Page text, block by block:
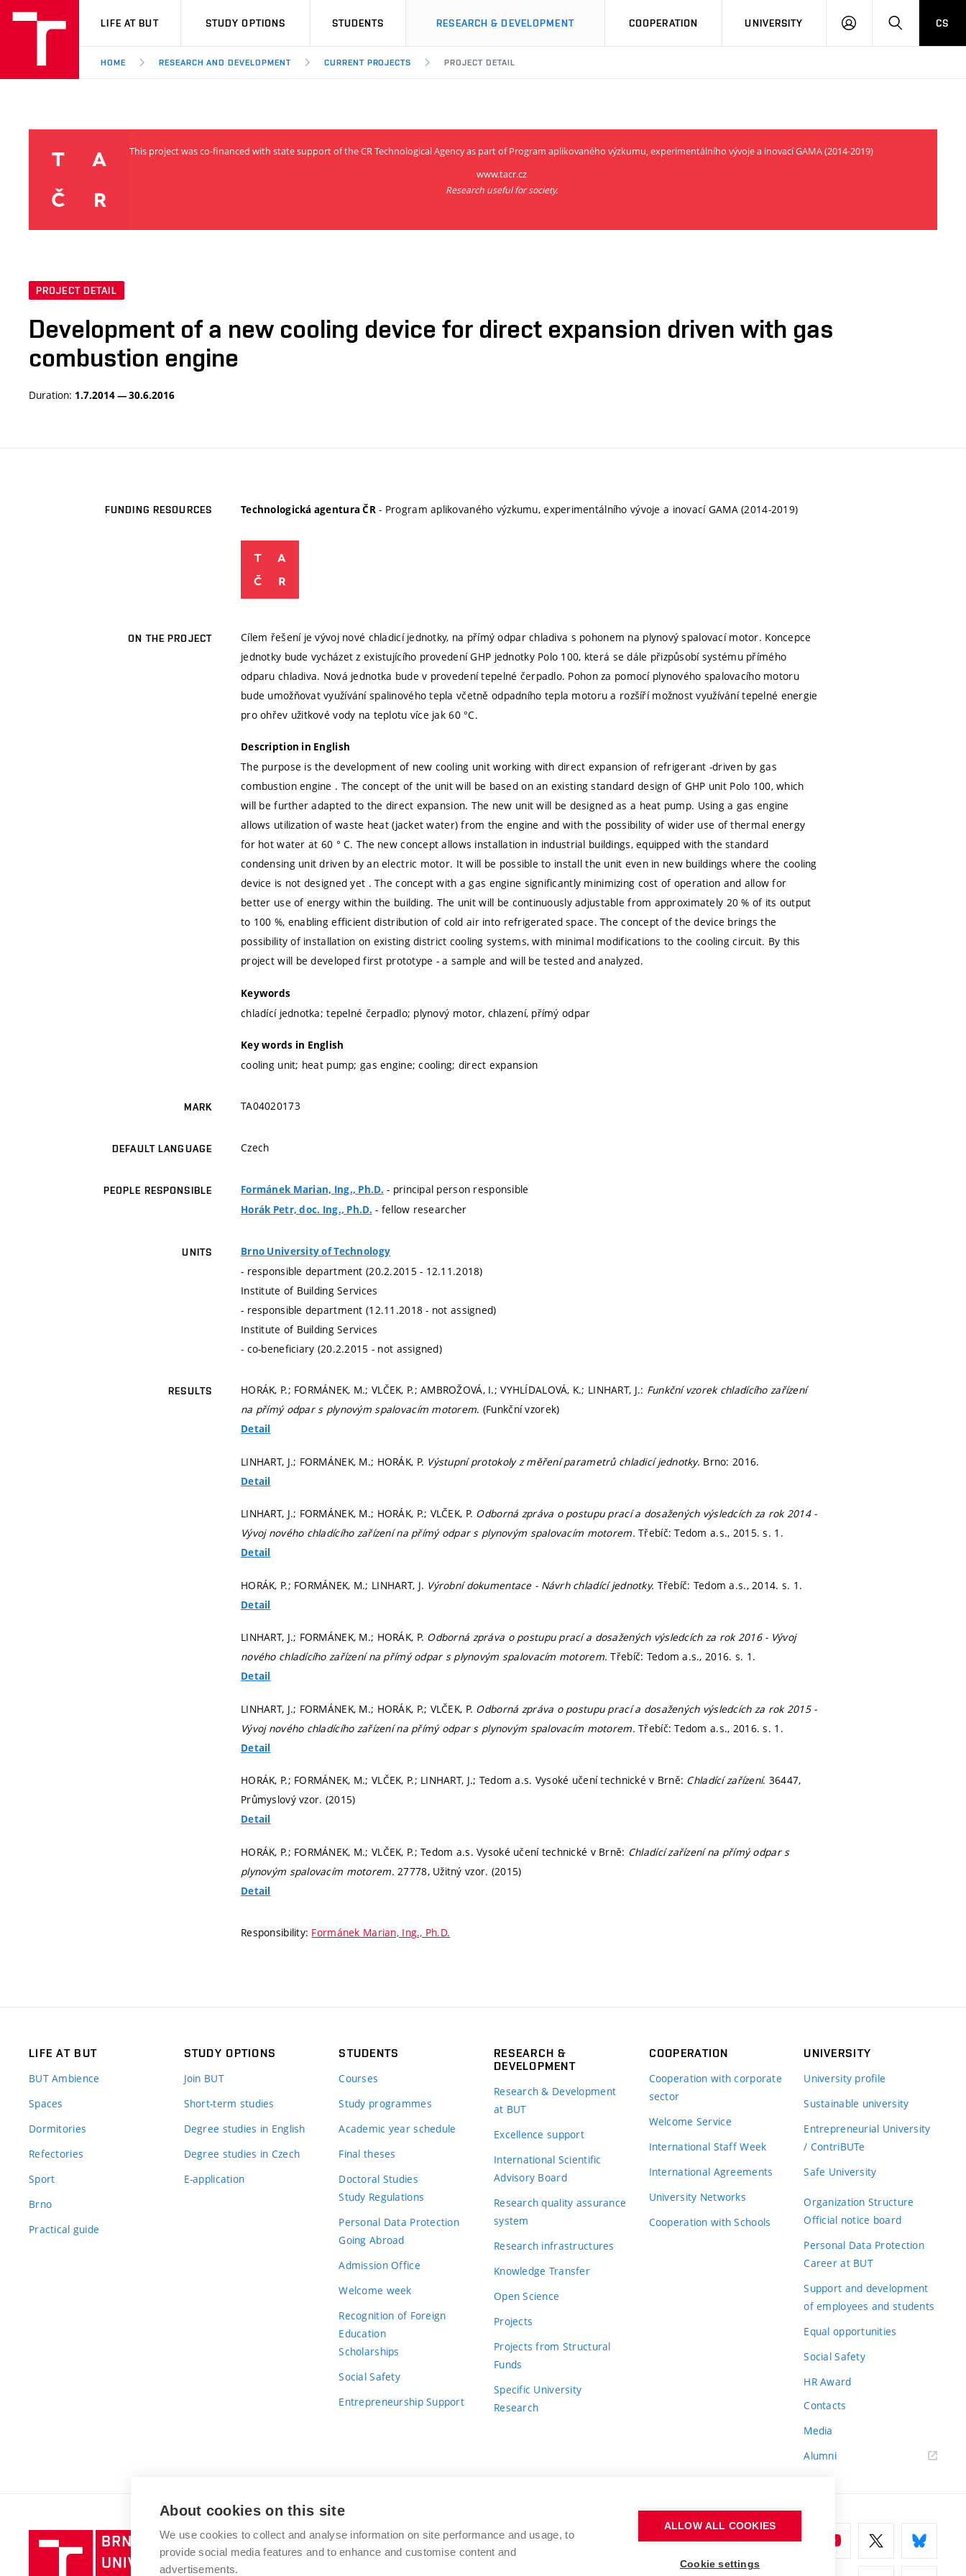
VUT
LIFE AT BUT STUDY OPTIONS STUDENTS RESEARCH & DEVELOPMENT COOPERATION UNIVERSITY
LOG
SEARCHCS
HOME RESEARCH AND DEVELOPMENT CURRENT PROJECTS PROJECT DETAIL
This project was co-financed with state support of the CR Technological Agency as part of Program aplikovaného výzkumu, experimentálního vývoje a inovací GAMA (2014-2019)
www.tacr.cz
Research useful for society.
PROJECT DETAIL
Development of a new cooling device for direct expansion driven with gas
combustion engine
Duration: 1.7.2014 — 30.6.2016
FUNDING RESOURCES Technologická agentura ČR - Program aplikovaného výzkumu, experimentálního vývoje a inovací GAMA (2014-2019)
ON THE PROJECT
Cílem řešení je vývoj nové chladicí jednotky, na přímý odpar chladiva s pohonem na plynový spalovací motor. Koncepce
jednotky bude vycházet z existujícího provedení GHP jednotky Polo 100, která se dále přizpůsobí systému přímého
odparu chladiva. Nová jednotka bude v provedení tepelné čerpadlo. Pohon za pomocí plynového spalovacího motoru
bude umožňovat využívání spalinového tepla včetně odpadního tepla motoru a rozšíří možnost využívání tepelné energie
pro ohřev užitkové vody na teplotu více jak 60 °C.
Description in English
The purpose is the development of new cooling unit working with direct expansion of refrigerant -driven by gas
combustion engine . The concept of the unit will be based on an existing standard design of GHP unit Polo 100, which
will be further adapted to the direct expansion. The new unit will be designed as a heat pump. Using a gas engine
allows utilization of waste heat (jacket water) from the engine and with the possibility of wider use of thermal energy
for hot water at 60 ° C. The new concept allows installation in industrial buildings, equipped with the standard
condensing unit driven by an electric motor. It will be possible to install the unit even in new buildings where the cooling
device is not designed yet . The concept with a gas engine significantly minimizing cost of operation and allow for
better use of energy within the building. The unit will be continuously adjustable from approximately 20 % of its output
to 100 %, enabling efficient distribution of cold air into refrigerated space. The concept of the device brings the
possibility of installation on existing district cooling systems, with minimal modifications to the cooling circuit. By this
project will be developed first prototype - a sample and will be tested and analyzed.
Keywords
chladící jednotka; tepelné čerpadlo; plynový motor, chlazení, přímý odpar
Key words in English
cooling unit; heat pump; gas engine; cooling; direct expansion
MARK TA04020173
DEFAULT LANGUAGE Czech
PEOPLE RESPONSIBLE Formánek Marian, Ing., Ph.D. - principal person responsible
Horák Petr, doc. Ing., Ph.D. - fellow researcher
UNITS Brno University of Technology
- responsible department (20.2.2015 - 12.11.2018)
Institute of Building Services
- responsible department (12.11.2018 - not assigned)
Institute of Building Services
- co-beneficiary (20.2.2015 - not assigned)
RESULTS HORÁK, P.; FORMÁNEK, M.; VLČEK, P.; AMBROŽOVÁ, I.; VYHLÍDALOVÁ, K.; LINHART, J.: Funkční vzorek chladícího zařízení
na přímý odpar s plynovým spalovacím motorem. (Funkční vzorek)
Detail
LINHART, J.; FORMÁNEK, M.; HORÁK, P. Výstupní protokoly z měření parametrů chladicí jednotky. Brno: 2016.
Detail
LINHART, J.; FORMÁNEK, M.; HORÁK, P.; VLČEK, P. Odborná zpráva o postupu prací a dosažených výsledcích za rok 2014 -
Vývoj nového chladícího zařízení na přímý odpar s plynovým spalovacím motorem.Třebíč: Tedom a.s., 2015.s. 1.
Detail
HORÁK, P.; FORMÁNEK, M.; LINHART, J. Výrobní dokumentace - Návrh chladící jednotky. Třebíč: Tedom a.s., 2014. s. 1.
Detail
LINHART, J.; FORMÁNEK, M.; HORÁK, P. Odborná zpráva o postupu prací a dosažených výsledcích za rok 2016 - Vývoj
nového chladícího zařízení na přímý odpar s plynovým spalovacím motorem.Třebíč: Tedom a.s., 2016. s. 1.
Detail
LINHART, J.; FORMÁNEK, M.; HORÁK, P.; VLČEK, P. Odborná zpráva o postupu prací a dosažených výsledcích za rok 2015 -
Vývoj nového chladícího zařízení na přímý odpar s plynovým spalovacím motorem.Třebíč: Tedom a.s., 2016.s. 1.
Detail
HORÁK, P.; FORMÁNEK, M.; VLČEK, P.; LINHART, J.; Tedom a.s. Vysoké učení technické v Brně: Chladící zařízení. 36447,
Průmyslový vzor. (2015)
Detail
HORÁK, P.; FORMÁNEK, M.; VLČEK, P.; Tedom a.s. Vysoké učení technické v Brně: Chladící zařízení na přímý odpar s
plynovým spalovacím motorem. 27778, Užitný vzor. (2015)
Detail
Responsibility: Formánek Marian, Ing., Ph.D.
LIFE AT BUT
BUT Ambience
Spaces
Dormitories
Refectories
Sport
Brno
Practical guide
STUDY OPTIONS
Join BUT
Short-term studies
Degree studies in English
Degree studies in Czech
E-application
STUDENTS
Courses
Study programmes
Academic year schedule
Final theses
Doctoral Studies
Study Regulations
Personal Data Protection
Going Abroad
Admission Office
Welcome week
Recognition of Foreign
Education
Scholarships
Social Safety
Entrepreneurship Support
RESEARCH &
DEVELOPMENT
Research & Development
at BUT
Excellence support
International Scientific
Advisory Board
Research quality assurance
system
Research infrastructures
Knowledge Transfer
Open Science
Projects
Projects from Structural
Funds
Specific University
Research
COOPERATION
Cooperation with corporate
sector
Welcome Service
International Staff Week
International Agreements
University Networks
Cooperation with Schools
UNIVERSITY
University profile
Sustainable university
Entrepreneurial University
/ ContriBUTe
Safe University
Organization Structure
Official notice board
Personal Data Protection
Career at BUT
Support and development
of employees and students
Equal opportunities
Social Safety
HR Award
Contacts
Media
Alumni
Brno
University
BRNO UNIVERSITY OF TECHNOLOGY
Antonínská 548/1
www.vut.cz
About cookies on this site
We use cookies to collect and analyse information on site performance and usage, to
provide social media features and to enhance and customise content and
advertisements.
ALLOW ALL COOKIES
Cookie settings